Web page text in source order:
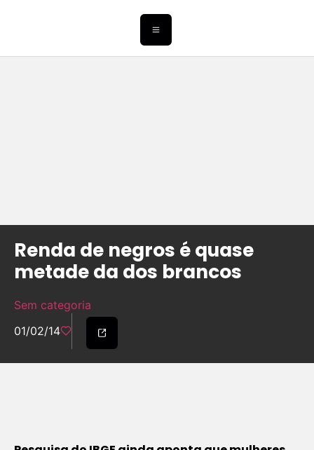
Renda de negros é quase
metade da dos brancos
Sem categoria
01/02/14